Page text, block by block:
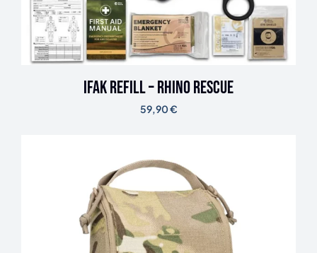
IFAK Refill – Rhino Rescue
59,90€